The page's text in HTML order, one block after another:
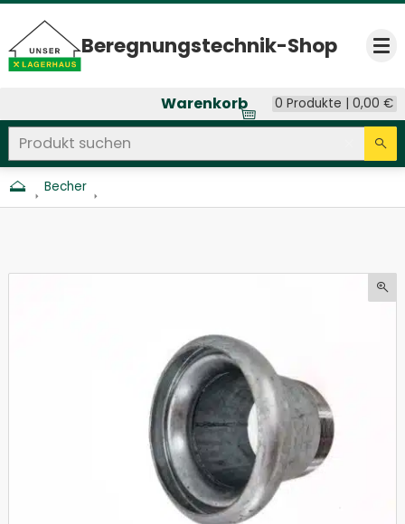
Beregnungs­technik-Shop
Warenkorb 0 Produkte |0,00€
Seitenweite Suche
Produkt suchen
Becher